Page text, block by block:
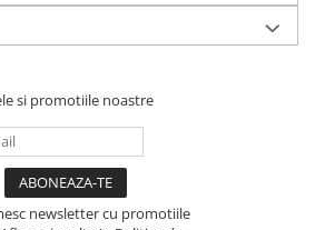
si promotiile noastre
newsletter cu promotiile